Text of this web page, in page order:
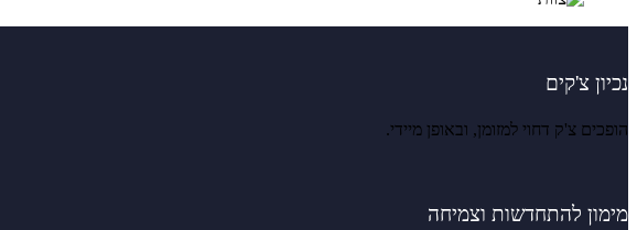
נכיון צ'קים
הופכים צ'ק דחוי למזומן, ובאופן מיידי.
מימון להתחדשות וצמיחה